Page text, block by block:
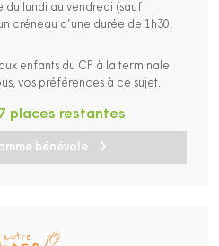
du lundi au vendredi (sauf
créneau d’une durée de 1h30,
enfants du CP à la terminale.
vos préférences à ce sujet.
bénévole
places restantes